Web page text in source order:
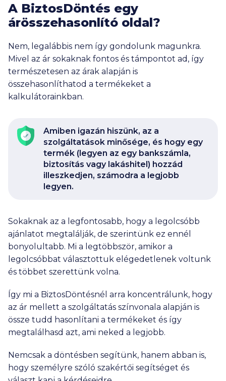
A BiztosDöntés egy
árösszehasonlító oldal?
Nem, legalábbis nem így gondolunk magunkra.
Mivel az ár sokaknak fontos és támpontot ad, így
természetesen az árak alapján is
összehasonlíthatod a termékeket a
kalkulátorainkban.
Amiben igazán hiszünk, az a
szolgáltatások minősége, és hogy egy
termék (legyen az egy bankszámla,
biztosítás vagy lakáshitel) hozzád
illeszkedjen, számodra a legjobb
legyen.
Sokaknak az a legfontosabb, hogy a legolcsóbb
ajánlatot megtalálják, de szerintünk ez ennél
bonyolultabb. Mi a legtöbbször, amikor a
legolcsóbbat választottuk elégedetlenek voltunk
és többet szerettünk volna.
Így mi a BiztosDöntésnél arra koncentrálunk, hogy
az ár mellett a szolgáltatás színvonala alapján is
össze tudd hasonlítani a termékeket és így
megtalálhasd azt, ami neked a legjobb.
Nemcsak a döntésben segítünk, hanem abban is,
hogy személyre szóló szakértői segítséget és